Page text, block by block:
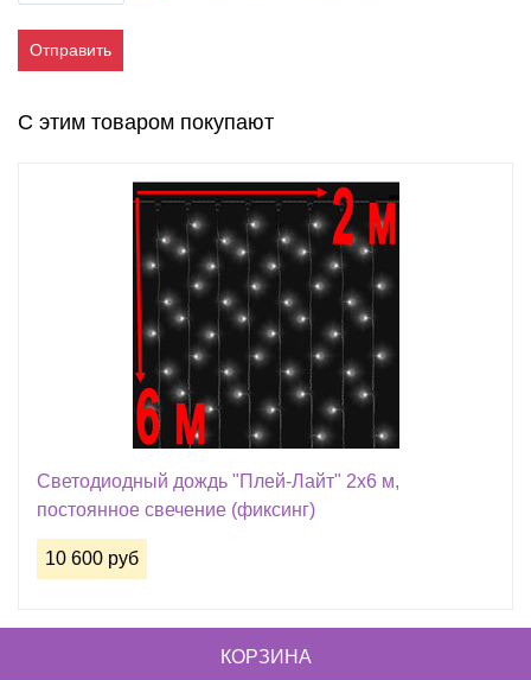
Отправить
С этим товаром покупают
Светодиодный дождь "Плей-Лайт" 2х6 м,
постоянное свечение (фиксинг)
10 600 руб
КОРЗИНА